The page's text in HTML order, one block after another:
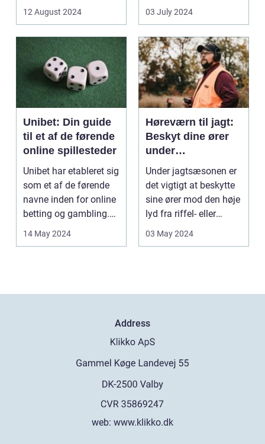
simpelthen sikre at
12 August 2024 03 July 2024
Unibet: Din guide
til et af de førende
online spillesteder
Unibet har etableret sig
som et af de førende
navne inden for online
betting og gambling.
Med en his...
14 May 2024
Høreværn til jagt:
Beskyt dine ører
under
jagtsæsonen
Under jagtsæsonen er
det vigtigt at beskytte
sine ører mod den høje
lyd fra riffel- eller
haglgevære...
03 May 2024
Address
web: www.klikko.dk